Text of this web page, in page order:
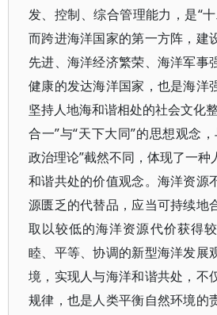
发、控制、综合管理能力，是“十
而跨进海洋国家的第一方阵，建
先进、海洋经济繁荣、海洋军事
健康的发达海洋国家，也是海洋
坚持人地海和谐相处的社会文化
合一”与“天下大同”的思想观念
政治理论”截然不同，体现了一种
和谐共处的价值观念。海洋资源
源匮乏的代替品，应当可持续地
取以较低的海洋资源代价获得
睦、平等、协调的新型海洋发展
境，实现人与海洋和谐共处，不
规律，也是人类平衡自然环境的